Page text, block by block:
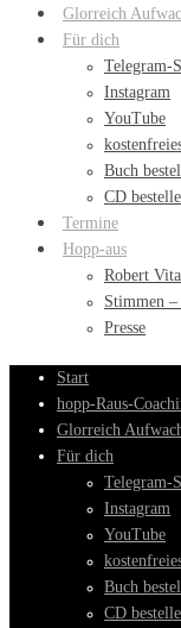
Glorreich
Für dich
Telegram-
Instagram
YouTube
Buch
CD
Termine
Hopp-aus
Robert Vita
Stimmen
Presse
Start
hopp-Raus-
Glorreich
Für dich
Telegram-
Instagram
YouTube
Buch
CD